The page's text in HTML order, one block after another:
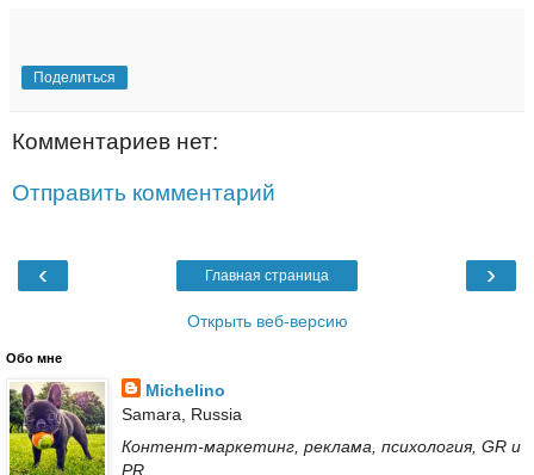
Поделиться
Комментариев нет:
Отправить комментарий
‹ ›
Главная страница
Открыть веб-версию
Обо мне
Michelino
Samara, Russia
Контент-маркетинг, реклама, психология, GR и
PR.